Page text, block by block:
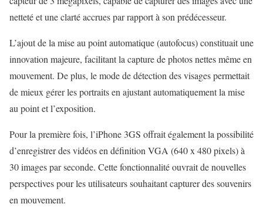
netteté et une clarté accrues par rapport à son prédécesseur.
L’ajout de la mise au point automatique (autofocus) constituait une
innovation majeure, facilitant la capture de photos nettes même en
mouvement. De plus, le mode de détection des visages permettait
de mieux gérer les portraits en ajustant automatiquement la mise
au point et l’exposition.
Pour la première fois, l’iPhone 3GS offrait également la possibilité
d’enregistrer des vidéos en définition VGA (640 x 480 pixels) à
30 images par seconde. Cette fonctionnalité ouvrait de nouvelles
perspectives pour les utilisateurs souhaitant capturer des souvenirs
en mouvement.